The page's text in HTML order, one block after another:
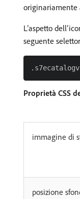
originariamente
L’aspetto
seguente
Proprietà CSS
immagine di
posizione